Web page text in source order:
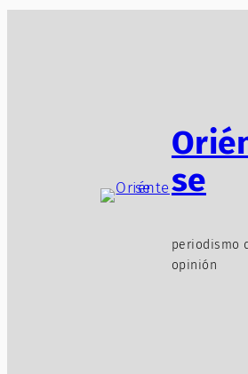
se
periodismo
opinión